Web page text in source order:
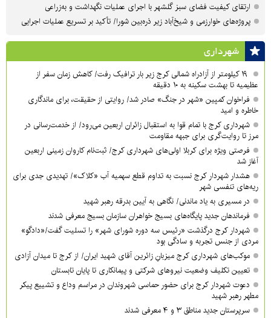
ارتقای کیفیت فضای سبز گلشهر با اجرای عملیات نگهداشت و به‌زراعی
پروژه‌های خوارزمی و شیخ‌آباد زیر ذره‌بین شورا/ تأکید بر تسریع عملیات اجرایی
شهرداری
۱۹ کیلومتر از آزادراه شمالی کرج زیر بار ترافیک رفت/ کاهش زمان سفر از
عظیمیه تا بهشت سکینه به ۱۰ دقیقه
فراخوان کمپین «شهر در جنگ» صادر شد/ روایتی از حقیقت، برای ماندگاری
خاطره و امید
شهرداری کرج با تمام قوا به استقبال زائران اربعین می‌رود/ از خدمت‌رسانی در
مرز تا روایت‌گری برای جبهه مقاومت
فرصتی ویژه برای کربلا اولی‌های شهرداری کرج/ ثبت‌نام کاروان زمینی اربعین
آغاز شد
هشدار شهردار کرج نسبت به تداوم قطع سهمیه آب «کلاک»/ تهدیدی جدی برای
ریه‌های تنفسی شهر
در مسیری به یاد ماندنی/ نگاهی به آیین بدرقه رهبر شهید
فرماندهان جدید پایگاه‌های بسیج خواهران سازمان بسیج معرفی شدند
شهردار کرج درگذشت «رئیس سه دوره شورای شهر» را تسلیت گفت/«دادگو»
مردی از جنس تجربه و سادگی بود
موکب‌های شهرداری کرج میزبانِ زائرین آقای شهید ایران/ از کرج تا میدان آزادی
تعیین تکلیف وضعیت نیروهای شرکتی و پیمانکاری تا پایان تابستان
دعوت شهردار کرج برای حضور حماسی شهروندان در مراسم وداع و تشییع پیکر
مطهر رهبر شهید
سرپرستان جدید مناطق ۳ و ۴ معرفی شدند